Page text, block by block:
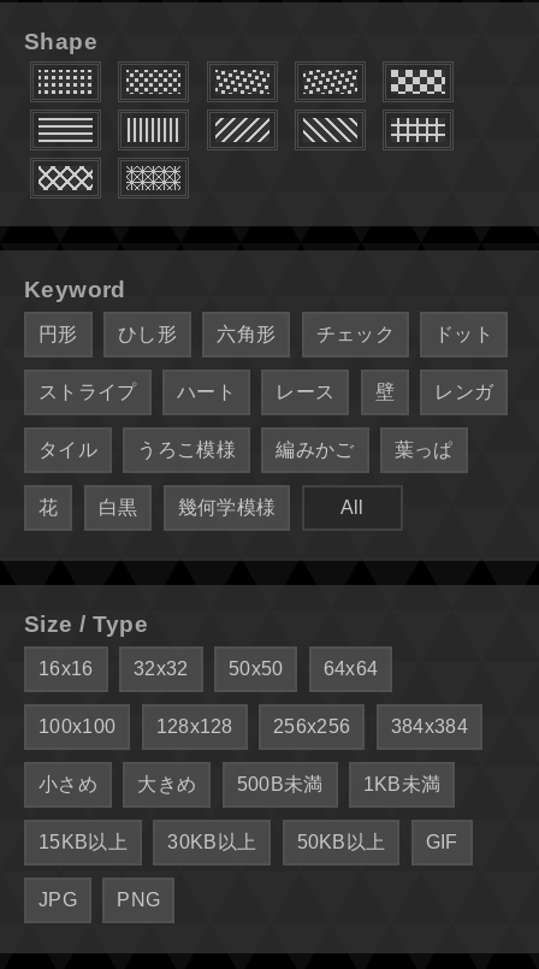
Shape
Keyword
円形 ひし形 六角形 チェック ドット
ストライプ ハート レース 壁 レンガ
タイル うろこ模様 編みかご 葉っぱ
花 白黒 幾何学模様 All
Size / Type
16x16 32x32 50x50 64x64
100x100 128x128 256x256 384x384
小さめ 大きめ 500B未満 1KB未満
15KB以上 30KB以上 50KB以上 GIF
JPG PNG